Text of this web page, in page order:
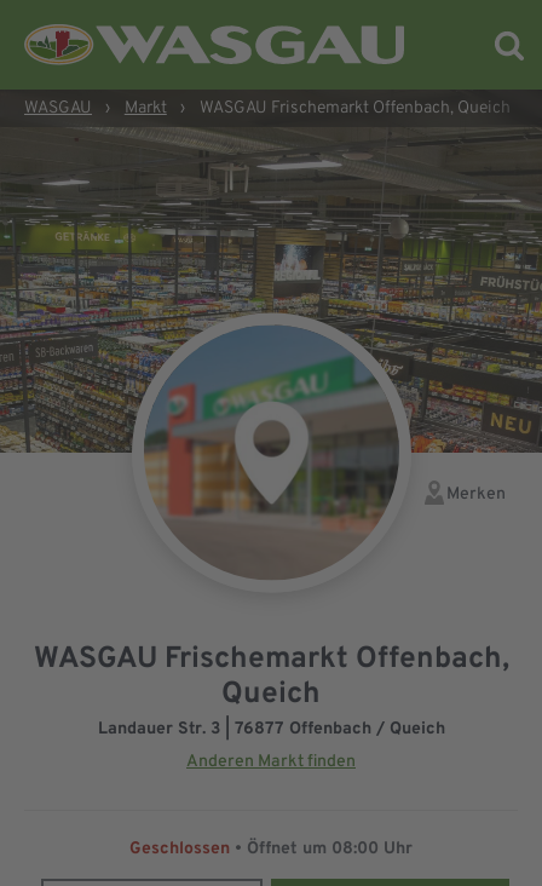
WASGAU › Markt › WASGAU Frischemarkt Offenbach, Queich
WASGAU Frischemarkt Offenbach,
Queich
Landauer Str. 3 | 76877 Offenbach / Queich
Anderen Markt finden
Merken
Geschlossen • Öffnet um 08:00 Uhr